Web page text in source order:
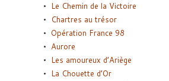
Le Chemin de la Victoire
Chartres au trésor
Opération France 98
Aurore
Les amoureux d’Ariège
La Chouette d’Or